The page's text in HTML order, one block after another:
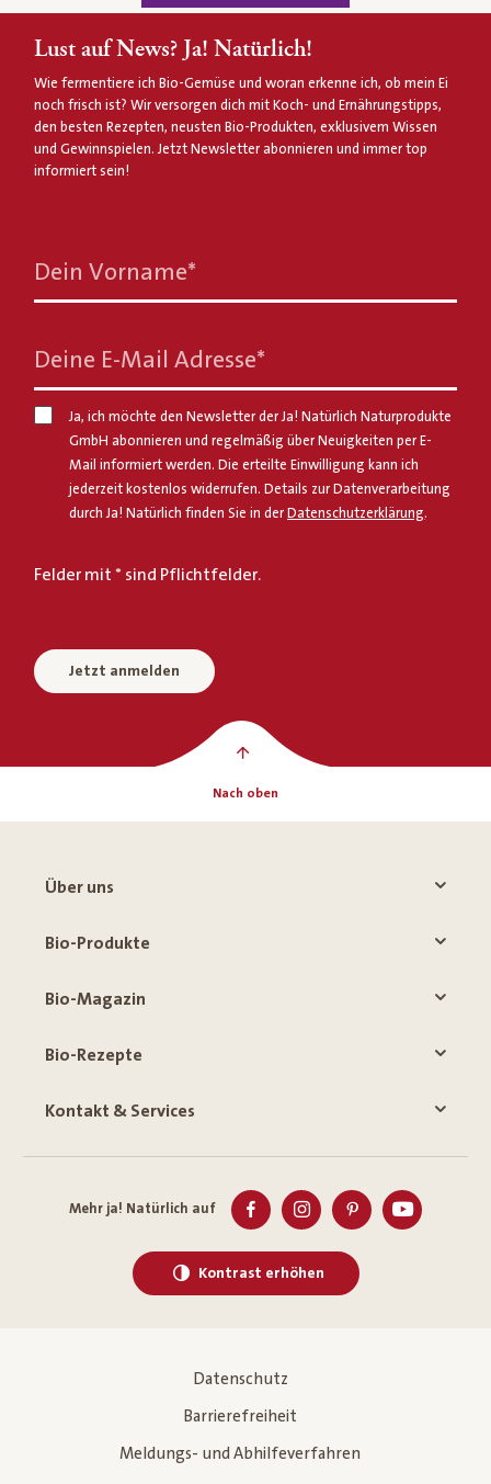
Lust auf News? Ja! Natürlich!
Wie fermentiere ich Bio-Gemüse und woran erkenne ich, ob mein Ei
noch frisch ist? Wir versorgen dich mit Koch- und Ernährungstipps,
den besten Rezepten, neusten Bio-Produkten, exklusivem Wissen
und Gewinnspielen. Jetzt Newsletter abonnieren und immer top
informiert sein!
Dein Vorname*
Deine E-Mail Adresse*
Ja, ich möchte den Newsletter der Ja! Natürlich Naturprodukte
GmbH abonnieren und regelmäßig über Neuigkeiten per E-
Mail informiert werden. Die erteilte Einwilligung kann ich
jederzeit kostenlos widerrufen. Details zur Datenverarbeitung
durch Ja! Natürlich finden Sie in derDatenschutzerklärung.
Felder mit * sind Pflichtfelder.
Jetzt anmelden
Nach oben
Über uns
Bio-Produkte
Bio-Magazin
Bio-Rezepte
Kontakt & Services
Mehr ja! Natürlich auf
Kontrast erhöhen
Datenschutz
Barrierefreiheit
Meldungs- und Abhilfeverfahren